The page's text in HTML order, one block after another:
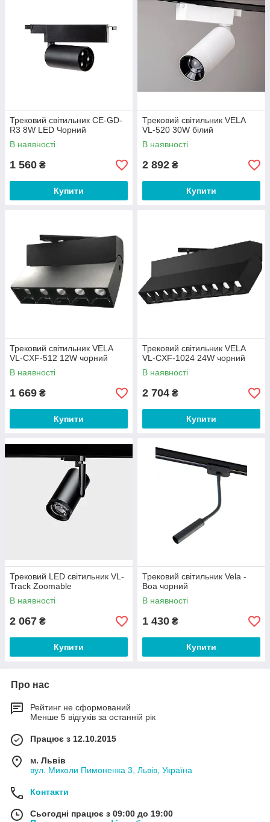
Трековий світильник CE-GD-
R3 8W LED Чорний
В наявності
1 560 ₴
Купити
Трековий світильник VELA
VL-520 30W білий
В наявності
2 892 ₴
Купити
Трековий світильник VELA
VL-CXF-512 12W чорний
В наявності
1 669 ₴
Купити
Трековий світильник VELA
VL-CXF-1024 24W чорний
В наявності
2 704 ₴
Купити
Трековий LED світильник VL-
Track Zoomable
В наявності
2 067 ₴
Купити
Трековий світильник Vela -
Boa чорний
В наявності
1 430 ₴
Купити
Про нас
Рейтинг не сформований
Менше 5 відгуків за останній рік
Працює з 12.10.2015
м. Львів
вул. Миколи Пимоненка 3, Львів, Україна
Контакти
Сьогодні працює з 09:00 до 19:00